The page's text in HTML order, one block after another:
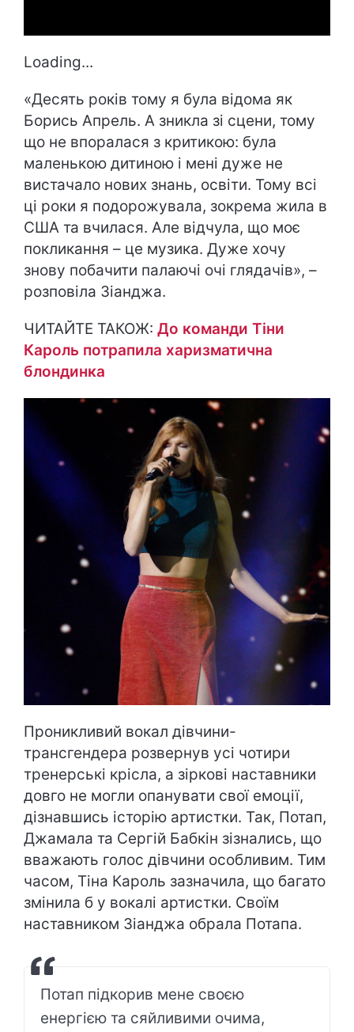
Loading...
«Десять років тому я була відома як
Борись Апрель. А зникла зі сцени, тому
що не впоралася з критикою: була
маленькою дитиною і мені дуже не
вистачало нових знань, освіти. Тому всі
ці роки я подорожувала, зокрема жила в
США та вчилася. Але відчула, що моє
покликання – це музика. Дуже хочу
знову побачити палаючі очі глядачів», –
розповіла Зіанджа.
ЧИТАЙТЕ ТАКОЖ: До команди Тіни
Кароль потрапила харизматична
блондинка
Проникливий вокал дівчини-
трансгендера розвернув усі чотири
тренерські крісла, а зіркові наставники
довго не могли опанувати свої емоції,
дізнавшись історію артистки. Так, Потап,
Джамала та Сергій Бабкін зізнались, що
вважають голос дівчини особливим. Тим
часом, Тіна Кароль зазначила, що багато
змінила б у вокалі артистки. Своїм
наставником Зіанджа обрала Потапа.
Потап підкорив мене своєю
енергією та сяйливими очима,